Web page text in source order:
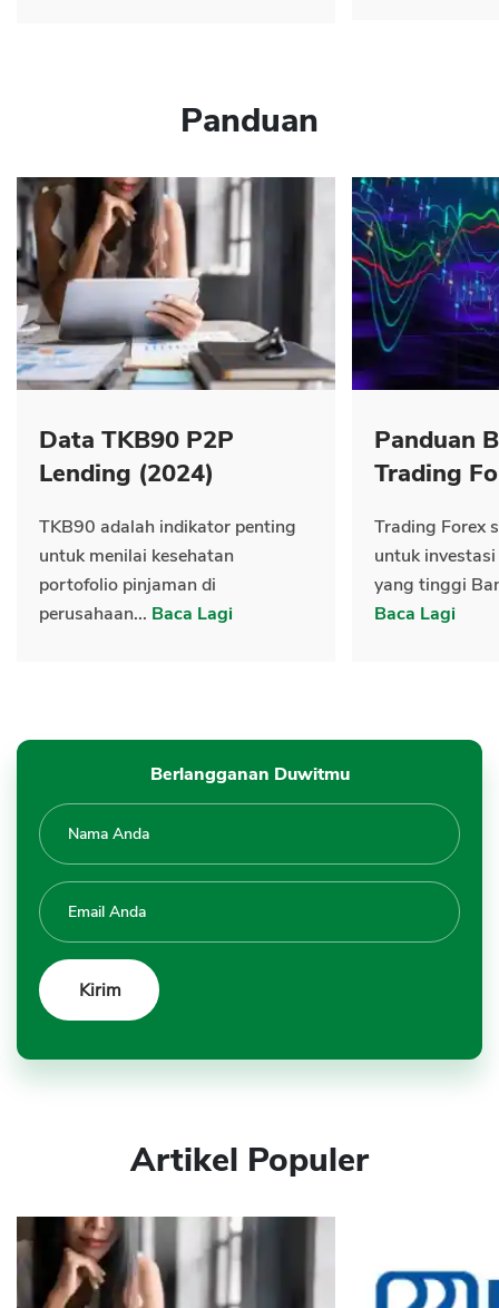
Panduan
Data TKB90 P2P
Lending (2024)
TKB90 adalah indikator penting
untuk menilai kesehatan
portofolio pinjaman di
perusahaan... Baca Lagi
Panduan
Trading
Trading Forex
untuk
yang tinggi
Baca Lagi
Berlangganan Duwitmu
Artikel Populer